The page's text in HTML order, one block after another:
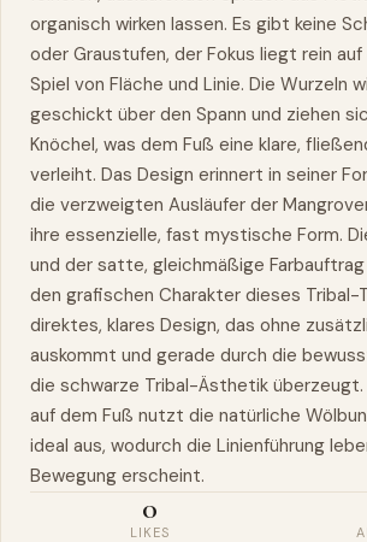
organisch wirken lassen. Es gibt keine
oder Graustufen, der Fokus liegt rein
Spiel von Fläche und Linie. Die Wurzeln
geschickt über den Spann und ziehen
Knöchel, was dem Fuß eine klare,
verleiht. Das Design erinnert in seiner
die verzweigten Ausläufer der
ihre essenzielle, fast mystische Form.
und der satte, gleichmäßige
den grafischen Charakter dieses Tribal-
direktes, klares Design, das ohne
auskommt und gerade durch die
die schwarze Tribal-Ästhetik überzeugt.
auf dem Fuß nutzt die natürliche
ideal aus, wodurch die Linienführung
Bewegung erscheint.
0
LIKES